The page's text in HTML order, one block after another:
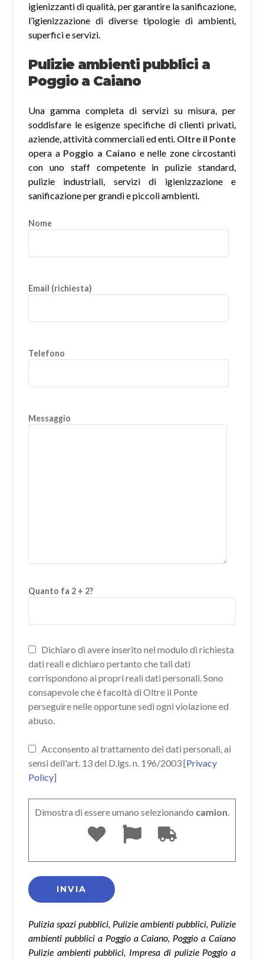
igienizzanti di qualità, per garantire la sanificazione,
l’igienizzazione di diverse tipologie di ambienti,
superfici e servizi.
Pulizie ambienti pubblici a
Poggio a Caiano
Una gamma completa di servizi su misura, per
soddisfare le esigenze specifiche di clienti privati,
aziende, attività commerciali ed enti. Oltre il Ponte
opera a Poggio a Caiano e nelle zone circostanti
con uno staff competente in pulizie standard,
pulizie industriali, servizi di igienizzazione e
sanificazione per grandi e piccoli ambienti.
Nome
Email (richiesta)
Telefono
Messaggio
Quanto fa 2 + 2?
Dichiaro di avere inserito nel modulo di richiesta
dati reali e dichiaro pertanto che tali dati
corrispondono ai propri reali dati personali. Sono
consapevole che è facoltà di Oltre il Ponte
perseguire nelle opportune sedi ogni violazione ed
abuso.
Acconsento al trattamento dei dati personali, ai
sensi dell'art. 13 del D.lgs. n. 196/2003 [Privacy
Policy]
Dimostra di essere umano selezionando camion.
Pulizia spazi pubblici, Pulizie ambienti pubblici, Pulizie
ambienti pubblici a Poggio a Caiano, Poggio a Caiano
Pulizie ambienti pubblici, Impresa di pulizie Poggio a